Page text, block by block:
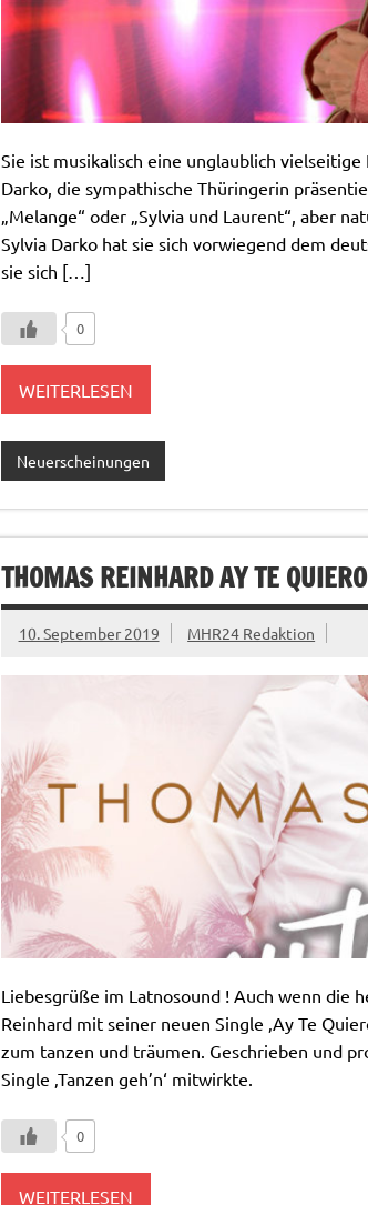
Sie ist musikalisch eine unglaublich
Darko, die sympathische Thüringerin
„Melange“ oder „Sylvia und Laurent“, aber
Sylvia Darko hat sie sich vorwiegend dem
sie sich […]
0
WEITERLESEN
Neuerscheinungen
THOMAS REINHARD AY TE QUIERO
10. September 2019 MHR24 Redaktion
Liebesgrüße im Latnosound ! Auch wenn die
Reinhard mit seiner neuen Single ‚Ay Te
zum tanzen und träumen. Geschrieben und
Single ‚Tanzen geh’n‘ mitwirkte.
0
WEITERLESEN